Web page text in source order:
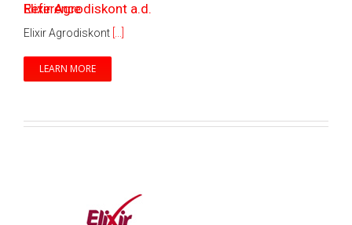
Elixir Agrodiskont a.d.
Reference
Elixir Agrodiskont [...]
LEARN MORE